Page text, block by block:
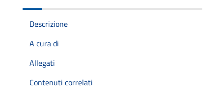
Descrizione
A cura di
Allegati
Contenuti correlati